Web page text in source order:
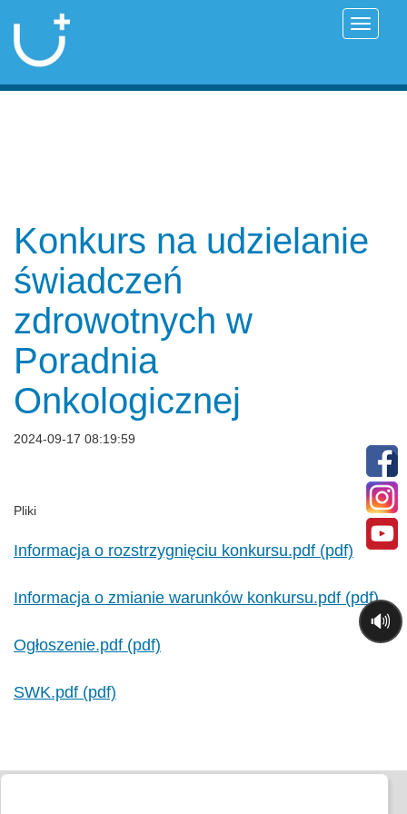
Konkurs na udzielanie
świadczeń
zdrowotnych w
Poradnia
Onkologicznej
2024-09-17 08:19:59
Pliki
Informacja o rozstrzygnięciu konkursu.pdf (pdf)
Informacja o zmianie warunków konkursu.pdf (pdf)
Ogłoszenie.pdf (pdf)
SWK.pdf (pdf)
🔊